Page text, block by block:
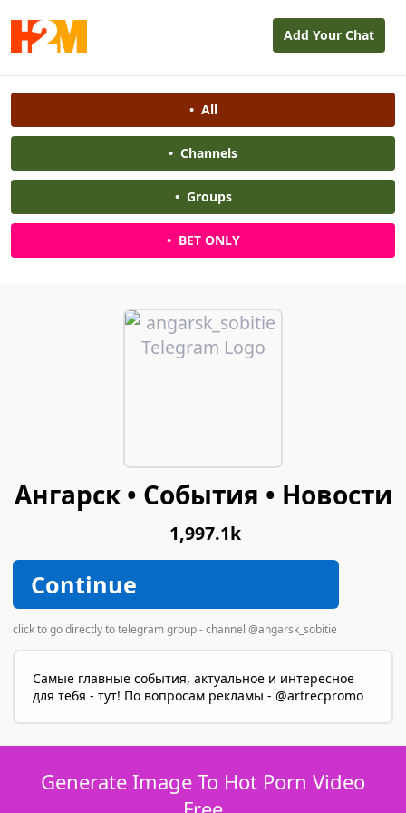
Add Your Chat
•All
• Channels
•Groups
•BET ONLY
Ангарск • События • Новости
1,997.1k
Continue
click to go directly to telegram group - channel @angarsk_sobitie
Самые главные события, актуальное и интересное
для тебя - тут! По вопросам рекламы - @artrecpromo
Generate Image To Hot Porn Video